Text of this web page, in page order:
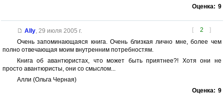
Оценка: 9
[ 2 ]
Ally, 29 июля 2005 г.
Очень запоминающаяся книга. Очень близкая лично мне, более чем
полно отвечающая моим внутренним потребностям.
Книга об авантюристах, что может быть приятнее?! Хотя они не
просто авантюристы, они со смыслом...
Алли (Ольга Черная)
Оценка: 9